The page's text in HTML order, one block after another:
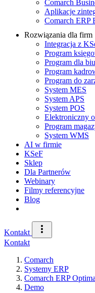
Comarch
Aplikacje
Comarch ERP
Rozwiązania dla firm
Integracja z
Program
Program dla
Program
Program do
System MES
System APS
System POS
Elektroniczny
Program
System WMS
AI w firmie
KSeF
Sklep
Dla Partnerów
Webinary
Filmy referencyjne
Blog
Kontakt
Kontakt
Comarch
Systemy ERP
Comarch ERP Optima
Demo